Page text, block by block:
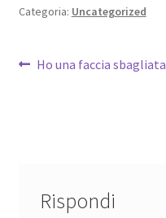
Categoria: Uncategorized
Navigazione
Articolo
Ho una faccia sbagliata
Rispondi